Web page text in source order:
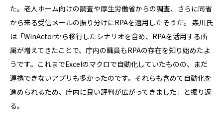
た。老人ホーム向けの調査や厚生労働省からの調査、さらに同省
から来る受信メールの振り分けにRPAを適用したそうだ。 森川氏
は「WinActorから移行したシナリオを含め、RPAを活用する所
属が増えてきたことで、庁内の職員もRPAの存在を知り始めたよ
うです。これまでExcelのマクロで自動化していたものの、まだ
連携できないアプリも多かったのです。それらも含めて自動化を
進められるため、庁内に良い評判が広がってきました」と振り返
る。